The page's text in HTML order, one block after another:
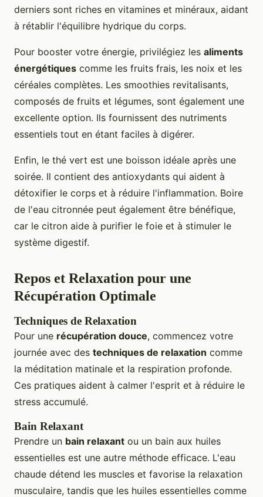
derniers sont riches en vitamines et minéraux, aidant
à rétablir l'équilibre hydrique du corps.
Pour booster votre énergie, privilégiez les aliments
énergétiques comme les fruits frais, les noix et les
céréales complètes. Les smoothies revitalisants,
composés de fruits et légumes, sont également une
excellente option. Ils fournissent des nutriments
essentiels tout en étant faciles à digérer.
Enfin, le thé vert est une boisson idéale après une
soirée. Il contient des antioxydants qui aident à
détoxifier le corps et à réduire l'inflammation. Boire
de l'eau citronnée peut également être bénéfique,
car le citron aide à purifier le foie et à stimuler le
système digestif.
Repos et Relaxation pour une
Récupération Optimale
Techniques de Relaxation
Pour une récupération douce, commencez votre
journée avec des techniques de relaxation comme
la méditation matinale et la respiration profonde.
Ces pratiques aident à calmer l'esprit et à réduire le
stress accumulé.
Bain Relaxant
Prendre un bain relaxant ou un bain aux huiles
essentielles est une autre méthode efficace. L'eau
chaude détend les muscles et favorise la relaxation
musculaire, tandis que les huiles essentielles comme